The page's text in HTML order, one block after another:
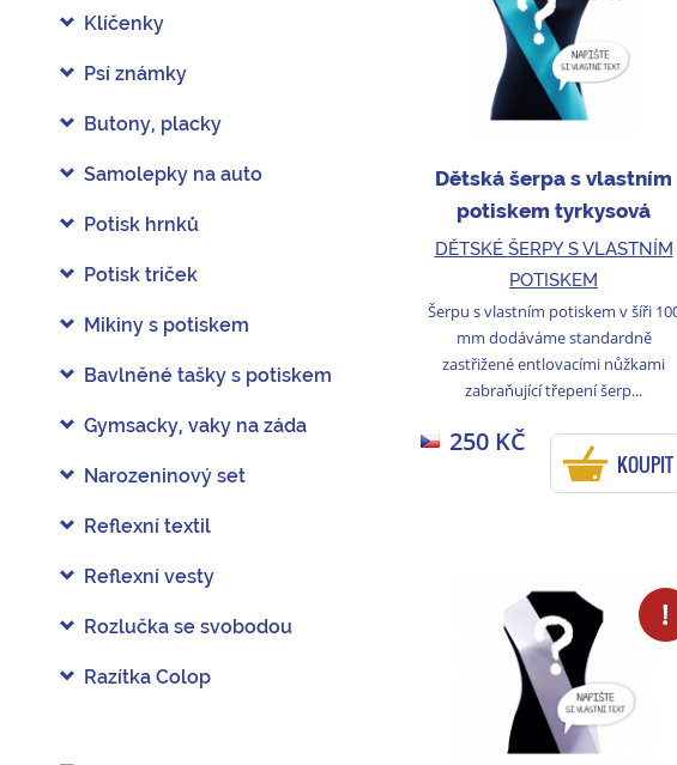
Klíčenky
Psí známky
Butony, placky
Samolepky na auto
Potisk hrnků
Potisk triček
Mikiny s potiskem
Bavlněné tašky s potiskem
Gymsacky, vaky na záda
Narozeninový set
Reflexní textil
Reflexní vesty
Rozlučka se svobodou
Razítka Colop
Dětská šerpa s vlastním
potiskem tyrkysová
DĚTSKÉ ŠERPY S VLASTNÍM
POTISKEM
Šerpu s vlastním potiskem v šíři
mm dodáváme standardně
zastřižené entlovacími nůžkami
zabraňující třepení šerp...
250 KČ
KOUPIT